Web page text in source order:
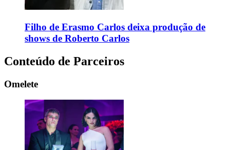
Filho de Erasmo Carlos deixa produção de
shows de Roberto Carlos
Conteúdo de Parceiros
Omelete